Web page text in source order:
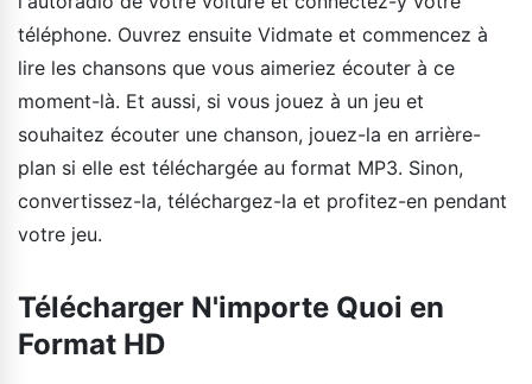
téléphone. Ouvrez ensuite Vidmate et commencez à
lire les chansons que vous aimeriez écouter à ce
moment-là. Et aussi, si vous jouez à un jeu et
souhaitez écouter une chanson, jouez-la en arrière-
plan si elle est téléchargée au format MP3. Sinon,
convertissez-la, téléchargez-la et profitez-en pendant
votre jeu.
Télécharger N'importe Quoi en
Format HD